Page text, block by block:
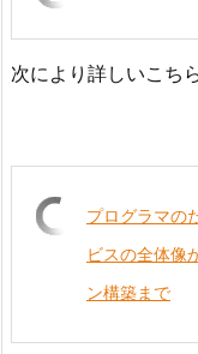
次により詳しいこち
プログラマの
ビスの全体像
ン構築まで